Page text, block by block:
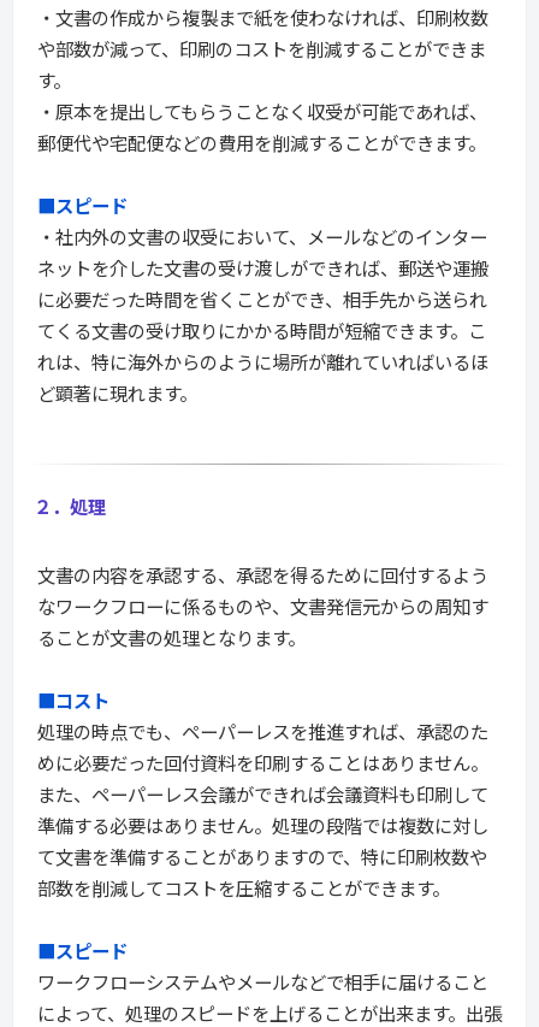
・文書の作成から複製まで紙を使わなければ、印刷枚数
や部数が減って、印刷のコストを削減することができま
す。
・原本を提出してもらうことなく収受が可能であれば、
郵便代や宅配便などの費用を削減することができます。
■スピード
・社内外の文書の収受において、メールなどのインター
ネットを介した文書の受け渡しができれば、郵送や運搬
に必要だった時間を省くことができ、相手先から送られ
てくる文書の受け取りにかかる時間が短縮できます。こ
れは、特に海外からのように場所が離れていればいるほ
ど顕著に現れます。
２．処理
文書の内容を承認する、承認を得るために回付するよう
なワークフローに係るものや、文書発信元からの周知す
ることが文書の処理となります。
■コスト
処理の時点でも、ペーパーレスを推進すれば、承認のた
めに必要だった回付資料を印刷することはありません。
また、ペーパーレス会議ができれば会議資料も印刷して
準備する必要はありません。処理の段階では複数に対し
て文書を準備することがありますので、特に印刷枚数や
部数を削減してコストを圧縮することができます。
■スピード
ワークフローシステムやメールなどで相手に届けること
によって、処理のスピードを上げることが出来ます。出張